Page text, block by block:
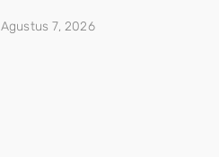
Agustus 7, 2026